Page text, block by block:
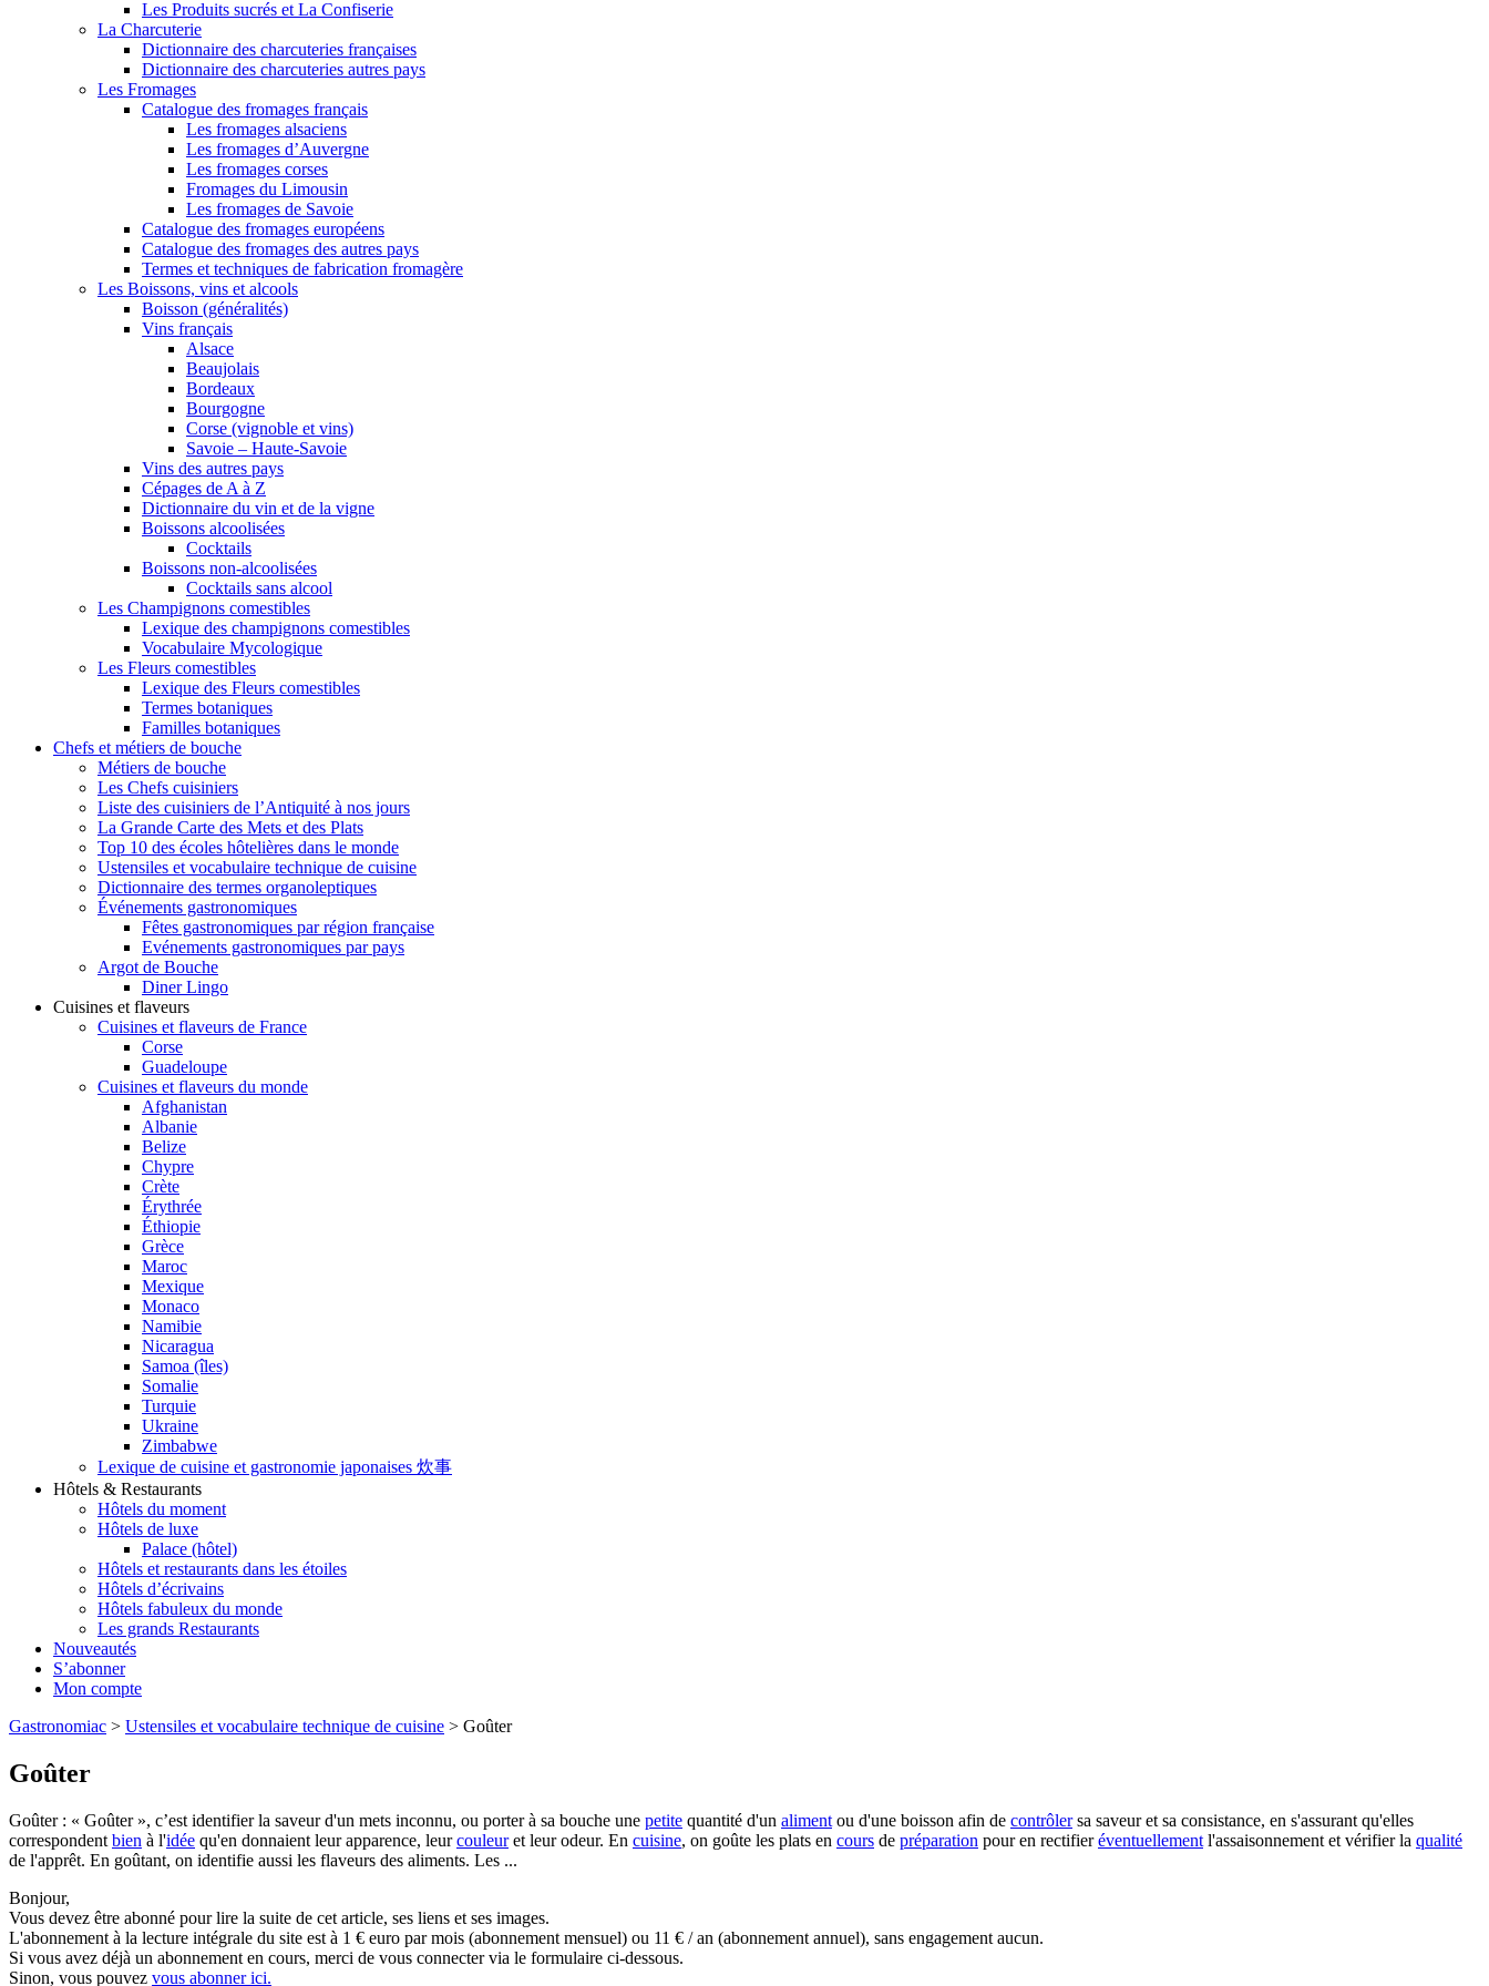
Les Produits sucrés et La Confiserie
La Charcuterie
Dictionnaire des charcuteries françaises
Dictionnaire des charcuteries autres pays
Les Fromages
Catalogue des fromages français
Les fromages alsaciens
Les fromages d’Auvergne
Les fromages corses
Fromages du Limousin
Les fromages de Savoie
Catalogue des fromages européens
Catalogue des fromages des autres pays
Termes et techniques de fabrication fromagère
Les Boissons, vins et alcools
Boisson (généralités)
Vins français
Alsace
Beaujolais
Bordeaux
Bourgogne
Corse (vignoble et vins)
Savoie – Haute-Savoie
Vins des autres pays
Cépages de A à Z
Dictionnaire du vin et de la vigne
Boissons alcoolisées
Cocktails
Boissons non-alcoolisées
Cocktails sans alcool
Les Champignons comestibles
Lexique des champignons comestibles
Vocabulaire Mycologique
Les Fleurs comestibles
Lexique des Fleurs comestibles
Termes botaniques
Familles botaniques
Chefs et métiers de bouche
Métiers de bouche
Les Chefs cuisiniers
Liste des cuisiniers de l’Antiquité à nos jours
La Grande Carte des Mets et des Plats
Top 10 des écoles hôtelières dans le monde
Ustensiles et vocabulaire technique de cuisine
Dictionnaire des termes organoleptiques
Événements gastronomiques
Fêtes gastronomiques par région française
Evénements gastronomiques par pays
Argot de Bouche
Diner Lingo
Cuisines et flaveurs
Cuisines et flaveurs de France
Corse
Guadeloupe
Cuisines et flaveurs du monde
Afghanistan
Albanie
Belize
Chypre
Crète
Érythrée
Éthiopie
Grèce
Maroc
Mexique
Monaco
Namibie
Nicaragua
Samoa (îles)
Somalie
Turquie
Ukraine
Zimbabwe
Lexique de cuisine et gastronomie japonaises 炊事
Hôtels & Restaurants
Hôtels du moment
Hôtels de luxe
Palace (hôtel)
Hôtels et restaurants dans les étoiles
Hôtels d’écrivains
Hôtels fabuleux du monde
Les grands Restaurants
Nouveautés
S’abonner
Mon compte
Gastronomiac > Ustensiles et vocabulaire technique de cuisine > Goûter
Goûter
Goûter : « Goûter », c’est identifier la saveur d'un mets inconnu, ou porter à sa bouche une petite quantité d'un aliment ou d'une boisson afin de contrôlersa saveur et sa consistance, en s'assurant qu'elles
correspondent bien à l'idée qu'en donnaient leur apparence, leurcouleuret leur odeur. En cuisine, on goûte les plats en cours de préparation pour en rectifieréventuellement l'assaisonnement et vérifier la qualité
de l'apprêt. En goûtant, on identifie aussi les flaveurs des aliments. Les ...
Bonjour,
Vous devez être abonné pour lire la suite de cet article, ses liens et ses images.
L'abonnement à la lecture intégrale du site est à 1 € euro par mois (abonnement mensuel) ou 11 € / an (abonnement annuel), sans engagement aucun.
Si vous avez déjà un abonnement en cours, merci de vous connecter via le formulaire ci-dessous.
Sinon, vous pouvez vous abonner ici.